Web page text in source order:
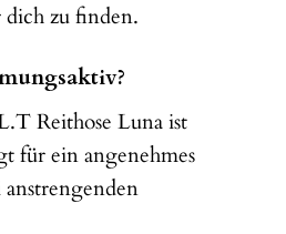
zu finden.
Reithose Luna ist
für ein angenehmes